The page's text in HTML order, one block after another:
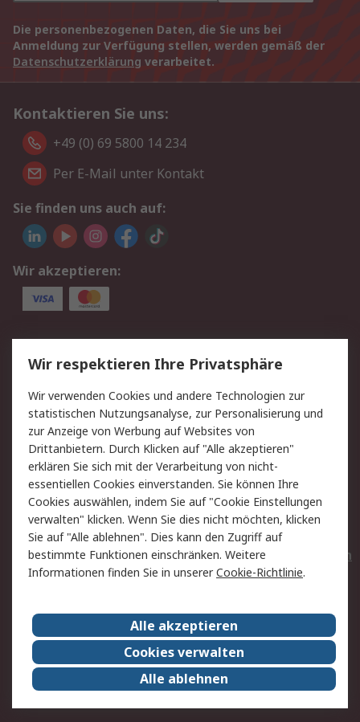
Die personenbezogenen Daten, die Sie uns bei
Anmeldung zur Verfügung stellen, werden gemäß der
Datenschutzerklärung verarbeitet.
Kontaktieren Sie uns:
+49 (0) 69 5800 14 234
Per E-Mail unter Kontakt
Sie finden uns auch auf:
Wir akzeptieren:
Service
Value Added Services
Lieferlösungen
Rücksendungen
Kontakt
Hilfe
Privatkunden
Rechtliches
AGB
Datenschutz
Cookie-Richtlinie
Zahlungsbedingungen
Copyright/Impressum
Entsorgung
Elektrogeräte/Batterien
RS weltweit
Karriere bei RS
Nachhaltigkeit
Qualität/Umwelt/ZertifikatePresse-Center
Event-Center
Wir respektieren Ihre Privatsphäre
Wir verwenden Cookies und andere Technologien zur
statistischen Nutzungsanalyse, zur Personalisierung und
zur Anzeige von Werbung auf Websites von
Drittanbietern. Durch Klicken auf "Alle akzeptieren"
erklären Sie sich mit der Verarbeitung von nicht-
essentiellen Cookies einverstanden. Sie können Ihre
Cookies auswählen, indem Sie auf "Cookie Einstellungen
verwalten" klicken. Wenn Sie dies nicht möchten, klicken
Sie auf "Alle ablehnen". Dies kann den Zugriff auf
bestimmte Funktionen einschränken. Weitere
Informationen finden Sie in unsererCookie-Richtlinie.
Alle akzeptieren
Cookies verwalten
Alle ablehnen